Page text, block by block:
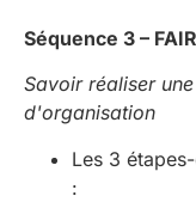
Séquence 3 –
Savoir réaliser
d'organisation
Les 3
: